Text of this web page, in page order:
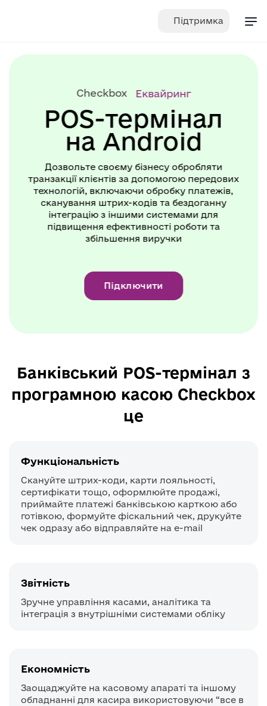
Підтримка
Checkbox Еквайринг
POS-термінал
на Android
Дозвольте своєму бізнесу обробляти
транзакції клієнтів за допомогою передових
технологій, включаючи обробку платежів,
сканування штрих-кодів та бездоганну
інтеграцію з іншими системами для
підвищення ефективності роботи та
збільшення виручки
Підключити
Банківський POS-термінал з
програмною касою Checkbox
це
Функціональність
Скануйте штрих-коди, карти лояльності,
сертифікати тощо, оформлюйте продажі,
приймайте платежі банківською карткою або
готівкою, формуйте фіскальний чек, друкуйте
чек одразу або відправляйте на e-mail
Звітність
Зручне управління касами, аналітика та
інтеграція з внутрішніми системами обліку
Економність
Заощаджуйте на касовому апараті та іншому
обладнанні для касира використовуючи “все в